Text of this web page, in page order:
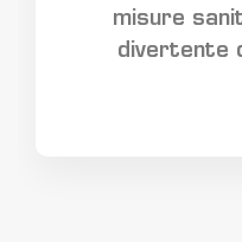
misure
divertente